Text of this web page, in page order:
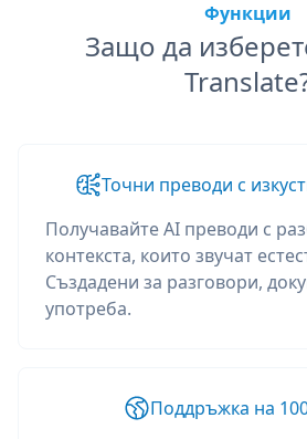
Функции
Защо да
Точни преводи с
Получавайте AI преводи с
контекста, които звучат
Създадени за разговори,
употреба.
Поддръжка на